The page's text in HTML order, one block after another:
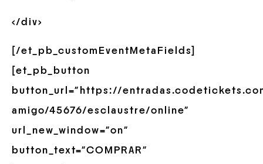
</div>
[/et_pb_customEventMetaFields]
[et_pb_button
button_url=”https://
amigo/45676/esclaustre/online”
url_new_window=”on”
button_text=”COMPRAR”